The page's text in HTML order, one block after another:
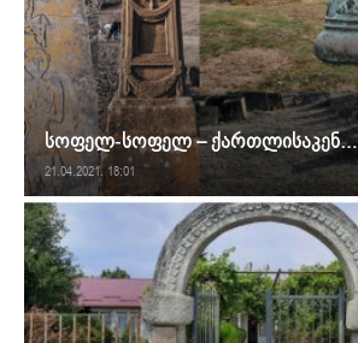
სოფელ-სოფელ – ქართლისაკენ…
21.04.2021. 18:01